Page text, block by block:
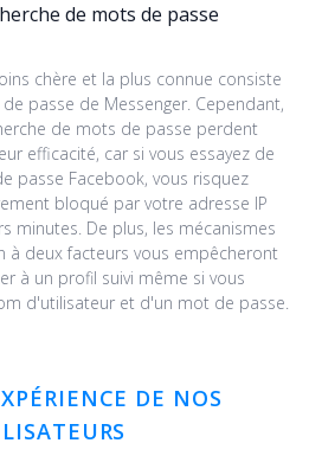
de mots de passe
chère et la plus connue consiste
passe de Messenger. Cependant,
de mots de passe perdent
efficacité, car si vous essayez de
passe Facebook, vous risquez
bloqué par votre adresse IP
minutes. De plus, les mécanismes
à deux facteurs vous empêcheront
à un profil suivi même si vous
d'utilisateur et d'un mot de passe.
DE NOS